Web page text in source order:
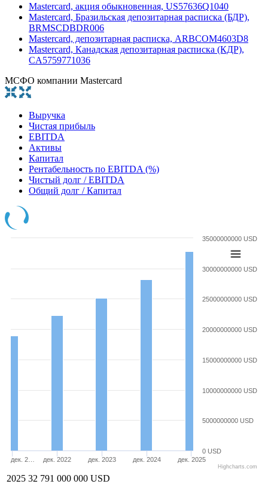
Mastercard, акция обыкновенная, US57636Q1040
Mastercard, Бразильская депозитарная расписка (БДР),
BRMSCDBDR006
Mastercard, депозитарная расписка, ARBCOM4603D8
Mastercard, Канадская депозитарная расписка (КДР),
CA5759771036
МСФО компании Mastercard
Выручка
Чистая прибыль
EBITDA
Активы
Капитал
Рентабельность по EBITDA (%)
Чистый долг / EBITDA
Общий долг / Капитал
дек. 2… дек. 2022 дек. 2023 дек. 2024 дек. 2025
0 USD
5000000000 USD
10000000000 USD
15000000000 USD
20000000000 USD
25000000000 USD
30000000000 USD
35000000000 USD
Highcharts.com
2025 32 791 000 000 USD